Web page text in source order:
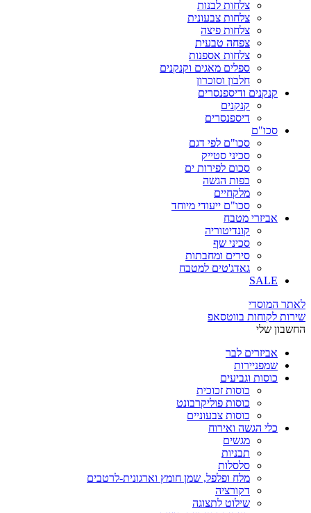
צלחות לבנות
צלחות צבעונית
צלחות פיצה
צפחה טבעית
צלחות אספנות
ספלים מאגים וקנקנים
חלבון וסוכרון
קנקנים ודיספנסרים
קנקנים
דיספנסרים
סכו"ם
סכו"ם לפי דגם
סכיני סטייק
סכום לפירות ים
כפות הגשה
מלקחיים
סכו"ם ייעודי מיוחד
אביזרי מטבח
קונדיטוריה
סכיני שף
סירים ומחבתות
גאדג'טים למטבח
SALE
לאתר המוסדי
שירות לקוחות בווטסאפ
החשבון שלי
אביזרים לבר
שמפניירות
כוסות וגביעים
כוסות זכוכית
כוסות פוליקרבונט
כוסות צבעוניים
כלי הגשה ואירוח
מגשים
תבניות
סלסלות
מלח ופלפל, שמן חומץ וארגונית-לרטבים
דקורציה
שילוט לתצוגה